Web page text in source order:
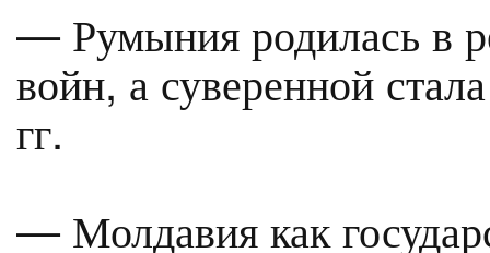
— Румыния родилась в
войн, а суверенной
гг.
— Молдавия как